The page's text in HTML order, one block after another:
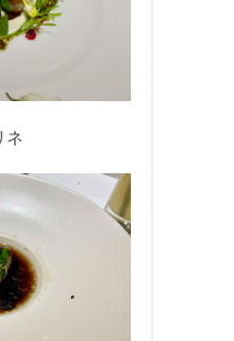
ネ